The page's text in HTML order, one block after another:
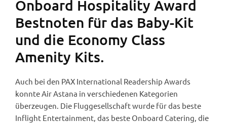
Onboard Hospitality Award
Bestnoten für das Baby-Kit
und die Economy Class
Amenity Kits.
Auch bei den PAX International Readership Awards
konnte Air Astana in verschiedenen Kategorien
überzeugen. Die Fluggesellschaft wurde für das beste
Inflight Entertainment, das beste Onboard Catering, die